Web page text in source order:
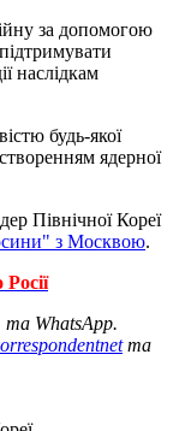
за допомогою
наслідкам
будь-якої
ядерної
Північної Кореї
з Москвою.
та WhatsApp.
та